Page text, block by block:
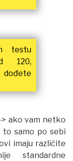
testu
120,
> ako vam netko
to samo po sebi
imaju različite
standardne